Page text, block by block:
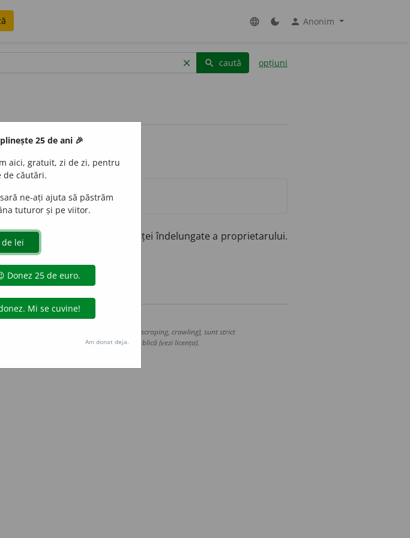
language dark_mode person Anonim
clear search caută opțiuni
intermediar în timpul absenței îndelungate a proprietarului.
(https://dexonline.ro)
metode de extragere automată (web scraping, crawling), sunt strict
de date oferite oficial spre utilizare publică (vezi licența).
25 de ani 🎉
aici, gratuit, zi de zi, pentru
de căutări.
ne-ați ajuta să păstrăm
tuturor și pe viitor.
Am donat deja.